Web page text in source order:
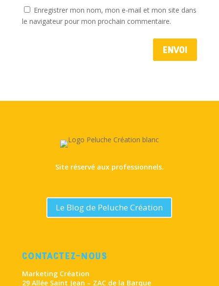
Enregistrer mon nom, mon e-mail et mon site dans
le navigateur pour mon prochain commentaire.
Envoi
Site réservé aux professionnels.
Le Blog de Peluche Création
CONTACTEZ-NOUS
Marketing Création
29 Allée Saint Jean – ZAC de la Barque